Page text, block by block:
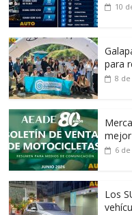
10
para
8
6
Los